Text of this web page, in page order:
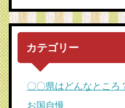
カテゴリー
〇〇県はどんなところ
お国自慢